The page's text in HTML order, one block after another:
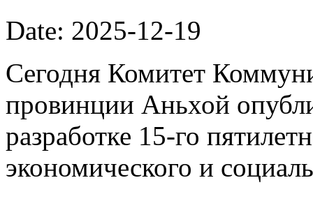
Date: 2025-12-19
Сегодня Комитет
провинции Аньхой
разработке 15-го
экономического и